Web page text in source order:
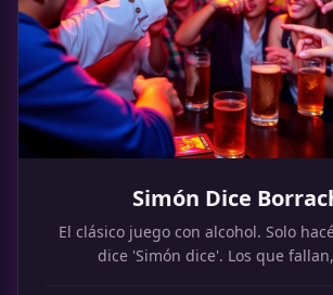
Simón Dice
El clásico juego con alcohol. Solo
dice 'Simón dice'. Los que